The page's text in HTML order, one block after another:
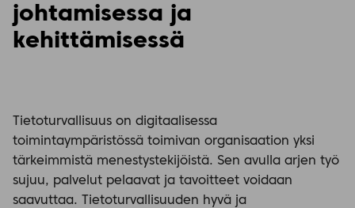
johtamisessa ja
kehittämisessä
Tietoturvallisuus on digitaalisessa
toimintaympäristössä toimivan organisaation yksi
tärkeimmistä menestystekijöistä. Sen avulla arjen työ
sujuu, palvelut pelaavat ja tavoitteet voidaan
saavuttaa. Tietoturvallisuuden hyvä ja